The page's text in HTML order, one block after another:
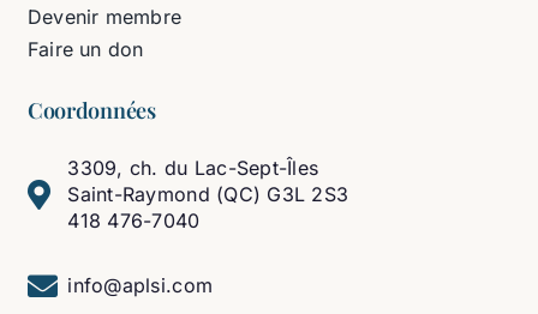
Devenir membre
Faire un don
Coordonnées
3309, ch. du Lac-Sept-Îles
Saint-Raymond (QC) G3L 2S3
418 476-7040
info@aplsi.com